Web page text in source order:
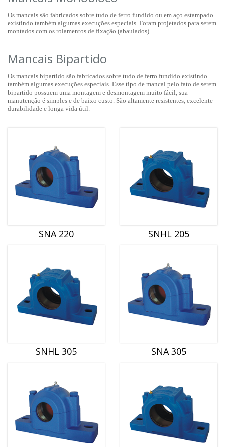
Os mancais são fabricados sobre tudo de ferro fundido ou em aço estampado
existindo também algumas execuções especiais. Foram projetados para serem
montados com os rolamentos de fixação (abaulados).
Mancais Bipartido
Os mancais bipartido são fabricados sobre tudo de ferro fundido existindo
também algumas execuções especiais. Esse tipo de mancal pelo fato de serem
bipartido possuem uma montagem e desmontagem muito fácil, sua
manutenção é simples e de baixo custo. São altamente resistentes, excelente
durabilidade e longa vida útil.
SNA 220 SNHL 205
SNHL 305 SNA 305